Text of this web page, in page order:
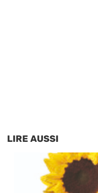
LIRE AUSSI